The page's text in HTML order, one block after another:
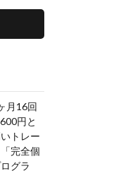
月16回
円と
トレー
完全個
グラ